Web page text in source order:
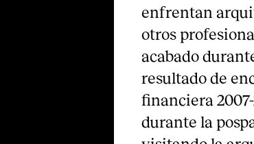
enfrentan
otros
acabado
resultado de
financiera
durante la